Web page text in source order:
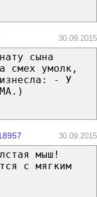
30.09.2015
сына
смех умолк,
- У
30.09.2015
мыш!
с мягким